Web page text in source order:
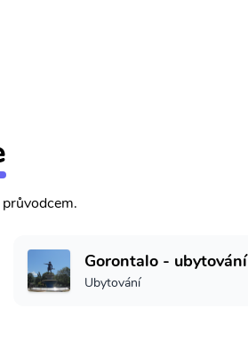
Gorontalo - ubytování
Ubytování